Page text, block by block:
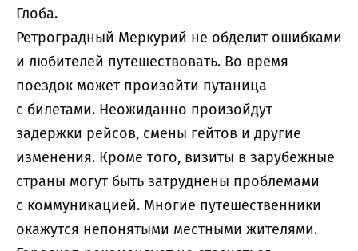
Глоба.
Ретроградный Меркурий не обделит ошибками
и любителей путешествовать. Во время
поездок может произойти путаница
с билетами. Неожиданно произойдут
задержки рейсов, смены гейтов и другие
изменения. Кроме того, визиты в зарубежные
страны могут быть затруднены проблемами
с коммуникацией. Многие путешественники
окажутся непонятыми местными жителями.